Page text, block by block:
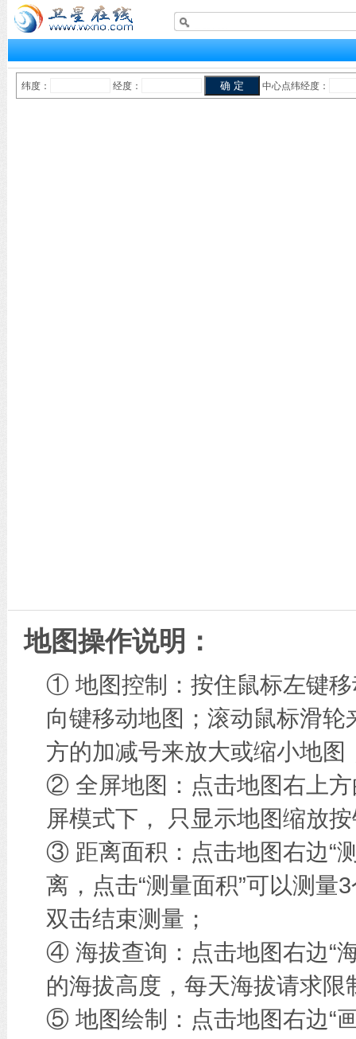
纬度： 经度： 中心点纬经度：
地图操作说明：
① 地图控制：按住鼠标左键
向键移动地图；滚动鼠标滑
方的加减号来放大或缩小地图
② 全屏地图：点击地图右上方
屏模式下， 只显示地图缩放
③ 距离面积：点击地图右边“
离，点击“测量面积”可以测量
双击结束测量；
④ 海拔查询：点击地图右边“
的海拔高度，每天海拔请求
⑤ 地图绘制：点击地图右边“画